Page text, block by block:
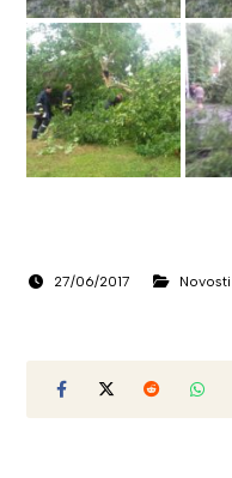
27/06/2017 Novosti